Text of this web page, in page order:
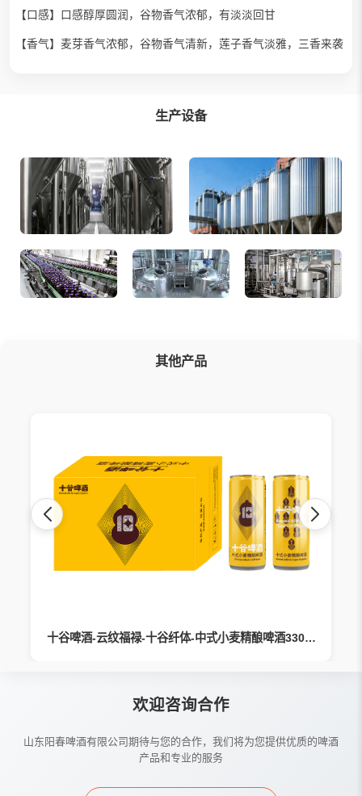
【口感】口感醇厚圆润，谷物香气浓郁，有淡淡回甘
【香气】麦芽香气浓郁，谷物香气清新，莲子香气淡雅，三香来袭
生产设备
其他产品
十谷啤酒-云纹福禄-十谷纤体-中式小麦精酿啤酒330ml
欢迎咨询合作
山东阳春啤酒有限公司期待与您的合作，我们将为您提供优质的啤酒
产品和专业的服务